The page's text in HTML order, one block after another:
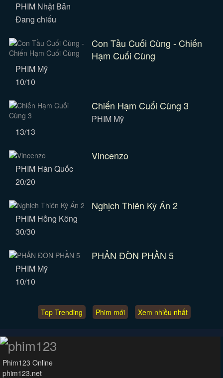
PHIM Nhật Bản
Đang chiếu
Con Tầu Cuối Cùng - Chiến
Hạm Cuối Cùng
PHIM Mỹ
10/10
Chiến Hạm Cuối Cùng 3
PHIM Mỹ
13/13
Vincenzo
PHIM Hàn Quốc
20/20
Nghịch Thiên Kỳ Án 2
PHIM Hồng Kông
30/30
PHẢN ĐÒN PHẦN 5
PHIM Mỹ
10/10
Top Trending Phim mới Xem nhiều nhất
Phim123 Online
phim123.net